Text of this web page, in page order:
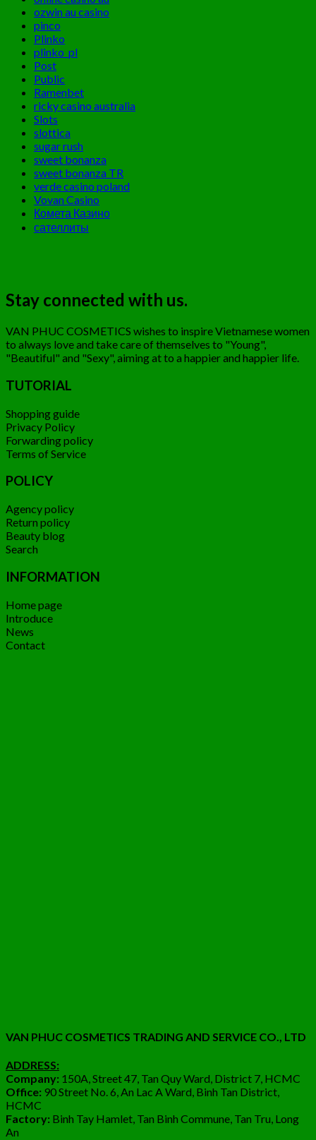
ozwin au casino
pinco
Plinko
plinko_pl
Post
Public
Ramenbet
ricky casino australia
Slots
slottica
sugar rush
sweet bonanza
sweet bonanza TR
verde casino poland
Vovan Casino
Комета Казино
сателлиты
Stay connected with us.
VAN PHUC COSMETICS wishes to inspire Vietnamese women
to always love and take care of themselves to "Young",
"Beautiful" and "Sexy", aiming at to a happier and happier life.
TUTORIAL
Shopping guide
Privacy Policy
Forwarding policy
Terms of Service
POLICY
Agency policy
Return policy
Beauty blog
Search
INFORMATION
Home page
Introduce
News
Contact
VAN PHUC COSMETICS TRADING AND SERVICE CO., LTD
ADDRESS:
Company: 150A, Street 47, Tan Quy Ward, District 7, HCMC
Office: 90 Street No. 6, An Lac A Ward, Binh Tan District,
HCMC
Factory: Binh Tay Hamlet, Tan Binh Commune, Tan Tru, Long
An